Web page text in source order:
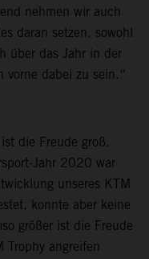
nehmen wir auch
daran setzen, sowohl
über das Jahr in der
vorne dabei zu sein.“
die Freude groß.
Jahr 2020 war
unseres KTM
konnte aber keine
größer ist die Freude
angreifen